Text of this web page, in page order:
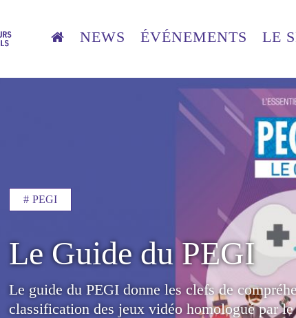
principale
ACCUEIL
NEWS ÉVÉNEMENTS LE
PEGI
Le Guide du PEGI
Le guide du PEGI donne les clefs de
classification des jeux vidéo homologué par